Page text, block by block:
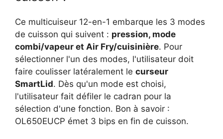
Ce multicuiseur 12-en-1 embarque les 3 modes
de cuisson qui suivent : pression, mode
combi/vapeur et Air Fry/cuisinière. Pour
sélectionner l'un des modes, l'utilisateur doit
faire coulisser latéralement le curseur
SmartLid. Dès qu'un mode est choisi,
l'utilisateur fait défiler le cadran pour la
sélection d'une fonction. Bon à savoir :
OL650EUCP émet 3 bips en fin de cuisson.